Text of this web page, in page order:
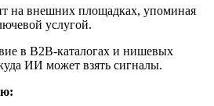
на внешних площадках, упоминая
услугой.
в B2B-каталогах и нишевых
ИИ может взять сигналы.